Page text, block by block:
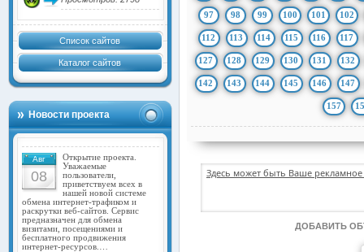
Список сайтов
Каталог сайтов
Новости проекта
Авг
08
Открытие проекта.
Уважаемые
пользователи,
приветствуем всех в
нашей новой системе
обмена интернет-трафиком и
раскрутки веб-сайтов. Сервис
предназначен для обмена
визитами, посещениями и
бесплатного продвижения
интернет-ресурсов.…
97 98 99 100 101 102
112 113 114 115 116 117
127 128 129 130 131 132
142 143 144 145 146 147
157
Здесь может быть Ваше
ДОБАВИТЬ